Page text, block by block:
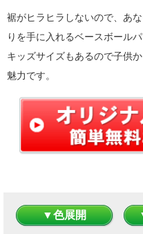
裾がヒラヒラしないので、あ
りを手に入れるベースボールパ
キッズサイズもあるので子供
魅力です。
▼色展開